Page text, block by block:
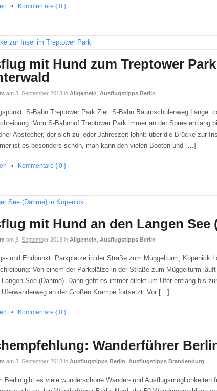
• Kommentare { 0 }
mit Hund zum Treptower
am 3. September 2013 in Allgemein Ausflugstipps Berlin
S-Bahn Treptower Park Ziel: S-Bahn Baumschulenweg Länge:
Vom S-Bahnhof Treptower Park immer an der Spree entlang
Abstecher, der sich zu jeder Jahreszeit lohnt: über die Brücke zur
ist es besonders schön, man kann den vielen Booten und […]
• Kommentare { 0 }
mit Hund an den Langen See
am 3. September 2013 in Allgemein Ausflugstipps Berlin
und Endpunkt: Parkplätze in der Straße zum Müggelturm, Köpenick
Von einem der Parkplätze in der Straße zum Müggelturm
Langen See (Dahme). Dann geht es immer direkt um Ufer entlang bis
an der Großen Krampe fortsetzt. Vor […]
• Kommentare { 0 }
Wanderführer
am 3. September 2013 in Ausflugstipps Berlin Ausflugstipps Brandenburg
Berlin gibt es viele wunderschöne Wander- und Ausflugsmöglichkeiten